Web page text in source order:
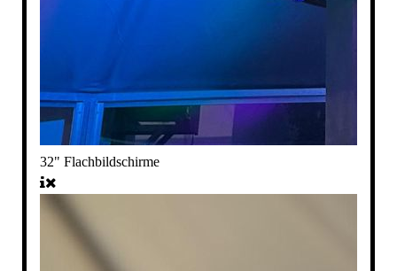
32" Flachbildschirme